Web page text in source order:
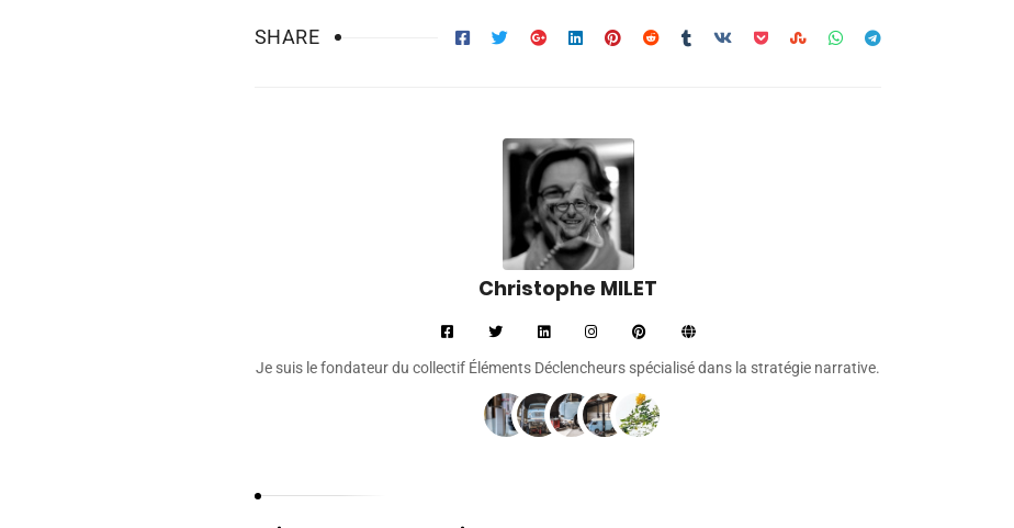
SHARE
Christophe MILET
Je suis le fondateur du collectif Éléments Déclencheurs spécialisé dans la stratégie narrative.